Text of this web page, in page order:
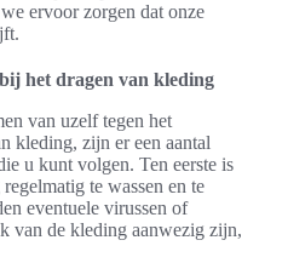
ervoor zorgen dat onze
het dragen van kleding
van uzelf tegen het
kleding, zijn er een aantal
u kunt volgen. Ten eerste is
te wassen en te
eventuele virussen of
van de kleding aanwezig zijn,